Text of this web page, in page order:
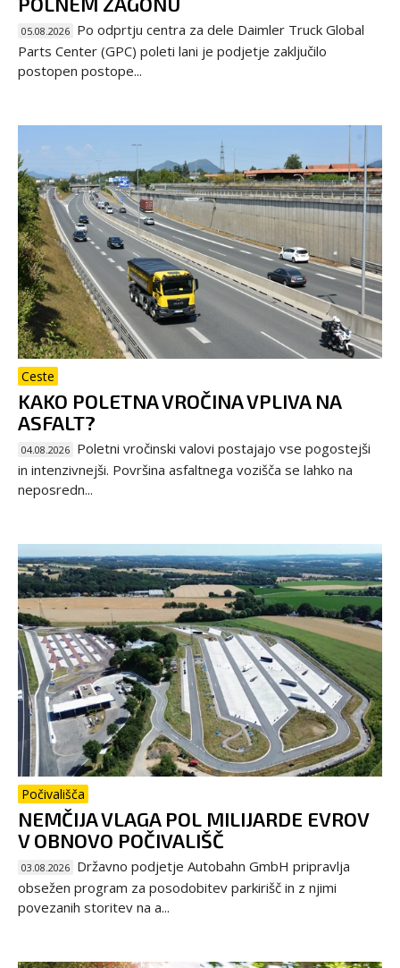
05.08.2026 Po odprtju centra za dele Daimler Truck Global
Parts Center (GPC) poleti lani je podjetje zaključilo
postopen postope...
Ceste
KAKO POLETNA VROČINA VPLIVA NA
ASFALT?
04.08.2026 Poletni vročinski valovi postajajo vse pogostejši
in intenzivnejši. Površina asfaltnega vozišča se lahko na
neposredn...
Počivališča
NEMČIJA VLAGA POL MILIJARDE EVROV
V OBNOVO POČIVALIŠČ
03.08.2026 Državno podjetje Autobahn GmbH pripravlja
obsežen program za posodobitev parkirišč in z njimi
povezanih storitev na a...